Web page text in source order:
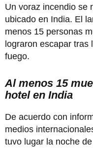
Un voraz incendio se
ubicado en India. El
menos 15 personas
lograron escapar tras
fuego.
Al menos 15
hotel en India
De acuerdo con
medios
tuvo lugar la noche